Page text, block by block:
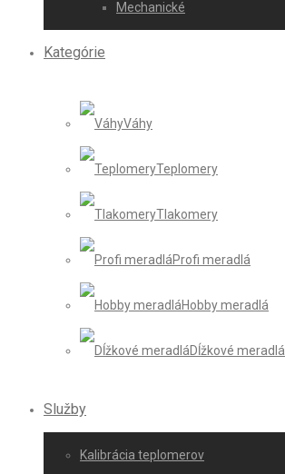
Mechanické
Kategórie
Váhy
Teplomery
Tlakomery
Profi meradlá
Hobby meradlá
Dĺžkové meradlá
Služby
Kalibrácia teplomerov